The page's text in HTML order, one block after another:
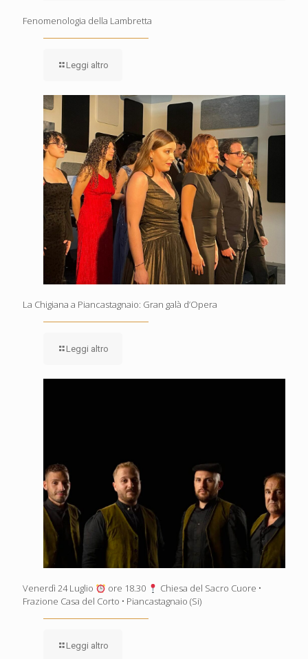
Fenomenologia della Lambretta
Leggi altro
La Chigiana a Piancastagnaio: Gran galà d’Opera
Leggi altro
Venerdì 24 Luglio ore 18.30
Chiesa del Sacro Cuore •
Frazione Casa del Corto • Piancastagnaio (Si)
Leggi altro